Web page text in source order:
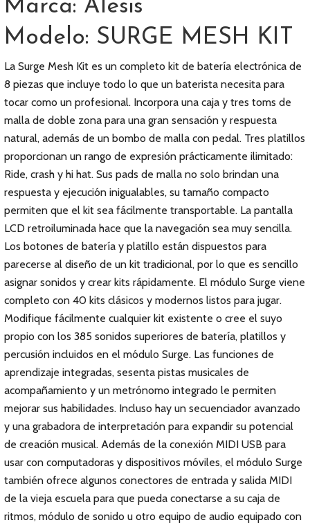
Marca: Alesis
Modelo: SURGE MESH KIT
La Surge Mesh Kit es un completo kit de batería electrónica de
8 piezas que incluye todo lo que un baterista necesita para
tocar como un profesional. Incorpora una caja y tres toms de
malla de doble zona para una gran sensación y respuesta
natural, además de un bombo de malla con pedal. Tres platillos
proporcionan un rango de expresión prácticamente ilimitado:
Ride, crash y hi hat. Sus pads de malla no solo brindan una
respuesta y ejecución inigualables, su tamaño compacto
permiten que el kit sea fácilmente transportable. La pantalla
LCD retroiluminada hace que la navegación sea muy sencilla.
Los botones de batería y platillo están dispuestos para
parecerse al diseño de un kit tradicional, por lo que es sencillo
asignar sonidos y crear kits rápidamente. El módulo Surge viene
completo con 40 kits clásicos y modernos listos para jugar.
Modifique fácilmente cualquier kit existente o cree el suyo
propio con los 385 sonidos superiores de batería, platillos y
percusión incluidos en el módulo Surge. Las funciones de
aprendizaje integradas, sesenta pistas musicales de
acompañamiento y un metrónomo integrado le permiten
mejorar sus habilidades. Incluso hay un secuenciador avanzado
y una grabadora de interpretación para expandir su potencial
de creación musical. Además de la conexión MIDI USB para
usar con computadoras y dispositivos móviles, el módulo Surge
también ofrece algunos conectores de entrada y salida MIDI
de la vieja escuela para que pueda conectarse a su caja de
ritmos, módulo de sonido u otro equipo de audio equipado con